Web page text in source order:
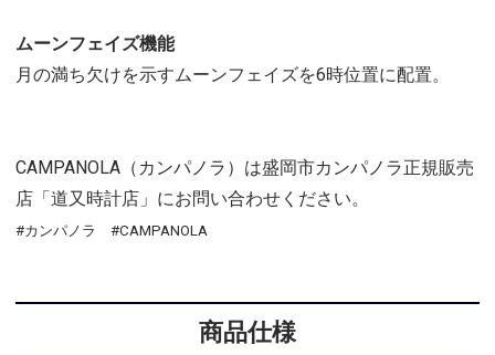
ムーンフェイズ機能
月の満ち欠けを示すムーンフェイズを6時位置に配置。
CAMPANOLA（カンパノラ）は盛岡市カンパノラ正規販売
店「道又時計店」にお問い合わせください。
#カンパノラ #CAMPANOLA
商品仕様